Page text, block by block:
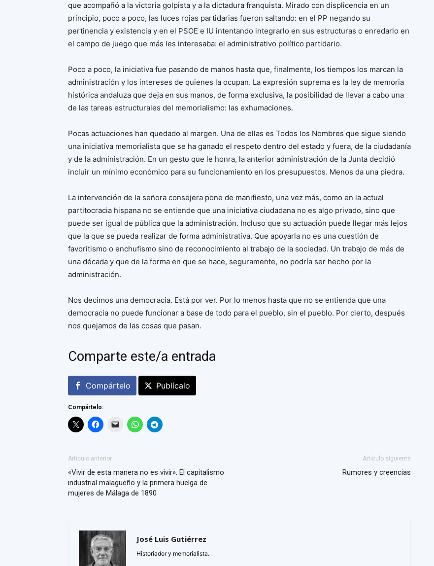
que acompañó a la victoria golpista y a la dictadura franquista. Mirado con displicencia en un
principio, poco a poco, las luces rojas partidarias fueron saltando: en el PP negando su
pertinencia y existencia y en el PSOE e IU intentando integrarlo en sus estructuras o enredarlo en
el campo de juego que más les interesaba: el administrativo político partidario.
Poco a poco, la iniciativa fue pasando de manos hasta que, finalmente, los tiempos los marcan la
administración y los intereses de quienes la ocupan. La expresión suprema es la ley de memoria
histórica andaluza que deja en sus manos, de forma exclusiva, la posibilidad de llevar a cabo una
de las tareas estructurales del memorialismo: las exhumaciones.
Pocas actuaciones han quedado al margen. Una de ellas es Todos los Nombres que sigue siendo
una iniciativa memorialista que se ha ganado el respeto dentro del estado y fuera, de la ciudadanía
y de la administración. En un gesto que le honra, la anterior administración de la Junta decidió
incluir un mínimo económico para su funcionamiento en los presupuestos. Menos da una piedra.
La intervención de la señora consejera pone de manifiesto, una vez más, como en la actual
partitocracia hispana no se entiende que una iniciativa ciudadana no es algo privado, sino que
puede ser igual de pública que la administración. Incluso que su actuación puede llegar más lejos
que la que se pueda realizar de forma administrativa. Que apoyarla no es una cuestión de
favoritismo o enchufismo sino de reconocimiento al trabajo de la sociedad. Un trabajo de más de
una década y que de la forma en que se hace, seguramente, no podría ser hecho por la
administración.
Nos decimos una democracia. Está por ver. Por lo menos hasta que no se entienda que una
democracia no puede funcionar a base de todo para el pueblo, sin el pueblo. Por cierto, después
nos quejamos de las cosas que pasan.
Comparte este/a entrada
Compártelo Publícalo
Compártelo:
Artículo anterior
«Vivir de esta manera no es vivir». El capitalismo
industrial malagueño y la primera huelga de
mujeres de Málaga de 1890
Artículo siguiente
Rumores y creencias
José Luis Gutiérrez
Historiador y memorialista.